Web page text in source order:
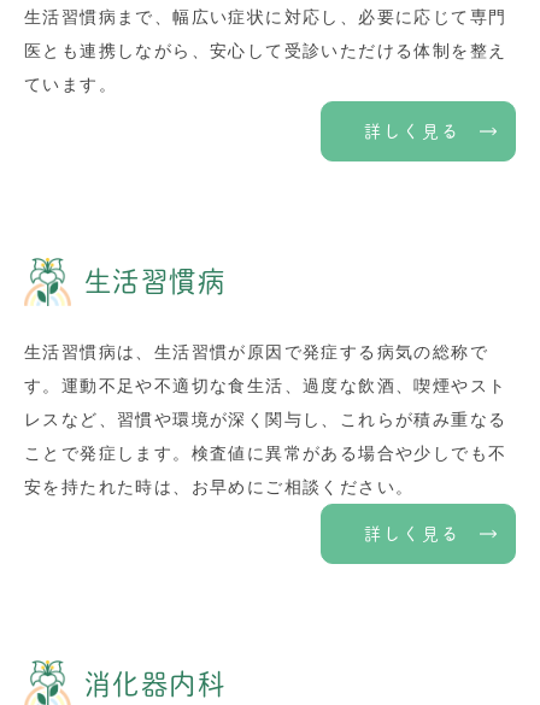
生活習慣病まで、幅広い症状に対応し、必要に応じて専門
医とも連携しながら、安心して受診いただける体制を整え
ています。
詳しく見る
生活習慣病
生活習慣病は、生活習慣が原因で発症する病気の総称で
す。運動不足や不適切な食生活、過度な飲酒、喫煙やスト
レスなど、習慣や環境が深く関与し、これらが積み重なる
ことで発症します。検査値に異常がある場合や少しでも不
安を持たれた時は、お早めにご相談ください。
詳しく見る
消化器内科